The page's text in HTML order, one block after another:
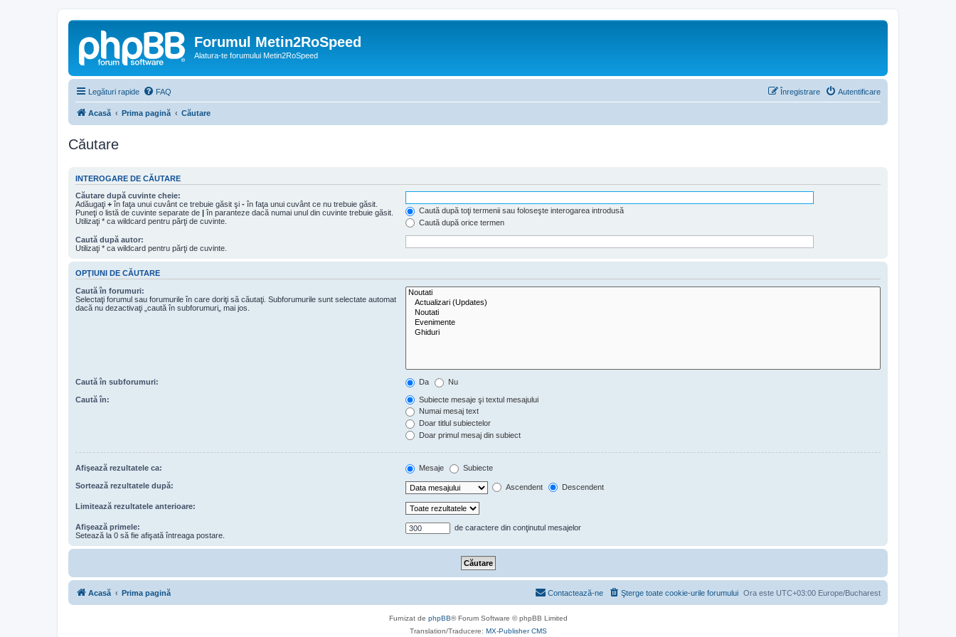
Forumul Metin2RoSpeed
Alatura-te forumului Metin2RoSpeed
Legături rapide FAQ Autentificare
Înregistrare
Acasă Prima pagină Căutare
Căutare
INTEROGARE DE CĂUTARE
Căutare după cuvinte cheie:
Adăugaţi + în faţa unui cuvânt ce trebuie găsit şi - în faţa unui cuvânt ce nu trebuie găsit.
Puneţi o listă de cuvinte separate de | în paranteze dacă numai unul din cuvinte trebuie găsit.
Utilizaţi * ca wildcard pentru părţi de cuvinte.
Caută după toţi termenii sau foloseşte interogarea introdusă
Caută după orice termen
Caută după autor:
Utilizaţi * ca wildcard pentru părţi de cuvinte.
OPŢIUNI DE CĂUTARE
Caută în forumuri:
Selectaţi forumul sau forumurile în care doriţi să căutaţi. Subforumurile sunt selectate automat
dacă nu dezactivaţi „caută în subforumuri„ mai jos.
Caută în subforumuri: Da Nu
Caută în:
Subiecte mesaje şi textul mesajului
Numai mesaj text
Doar titlul subiectelor
Doar primul mesaj din subiect
Afişează rezultatele ca: Mesaje Subiecte
Sortează rezultatele după: Ascendent Descendent
Limitează rezultatele anterioare:
Afişează primele:
Setează la 0 să fie afişată întreaga postare.
de caractere din conţinutul mesajelor
Acasă Prima pagină Ora este UTC+03:00 Europe/Bucharest
Şterge toate cookie-urile forumului
Contactează-ne
Furnizat de phpBB® Forum Software © phpBB Limited
Translation/Traducere: MX-Publisher CMS